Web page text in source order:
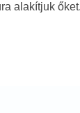
alakítjuk